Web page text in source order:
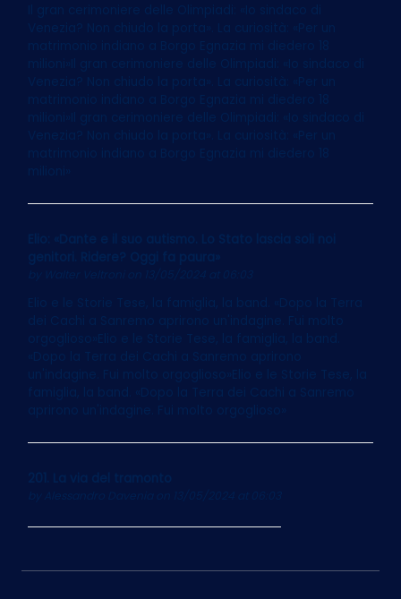
Il gran cerimoniere delle Olimpiadi: «Io sindaco di
Venezia? Non chiudo la porta». La curiosità: «Per un
matrimonio indiano a Borgo Egnazia mi diedero 18
milioni»Il gran cerimoniere delle Olimpiadi: «Io sindaco di
Venezia? Non chiudo la porta». La curiosità: «Per un
matrimonio indiano a Borgo Egnazia mi diedero 18
milioni»Il gran cerimoniere delle Olimpiadi: «Io sindaco di
Venezia? Non chiudo la porta». La curiosità: «Per un
matrimonio indiano a Borgo Egnazia mi diedero 18
Elio: «Dante e il suo autismo. Lo Stato lascia soli noi
genitori. Ridere? Oggi fa paura»
Walter Veltroni on 13/05/2024 at 06:03
Elio e le Storie Tese, la famiglia, la band. «Dopo la Terra
dei Cachi a Sanremo aprirono un'indagine. Fui molto
orgoglioso»Elio e le Storie Tese, la famiglia, la band.
«Dopo la Terra dei Cachi a Sanremo aprirono
un'indagine. Fui molto orgoglioso»Elio e le Storie Tese, la
famiglia, la band. «Dopo la Terra dei Cachi a Sanremo
aprirono un'indagine. Fui molto orgoglioso»
201. La via del tramonto
on 13/05/2024 at 06:03